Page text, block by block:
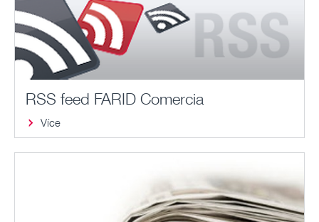
RSS feed FARID Comercia
Více